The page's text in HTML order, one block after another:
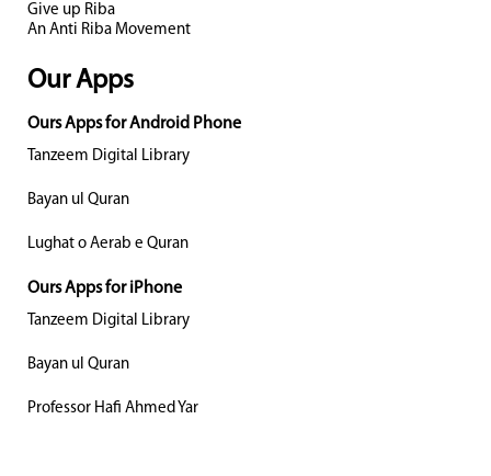
Give up Riba
An Anti Riba Movement
Our Apps
Ours Apps for Android Phone
Tanzeem Digital Library
Bayan ul Quran
Lughat o Aerab e Quran
Ours Apps for iPhone
Tanzeem Digital Library
Bayan ul Quran
Professor Hafi Ahmed Yar